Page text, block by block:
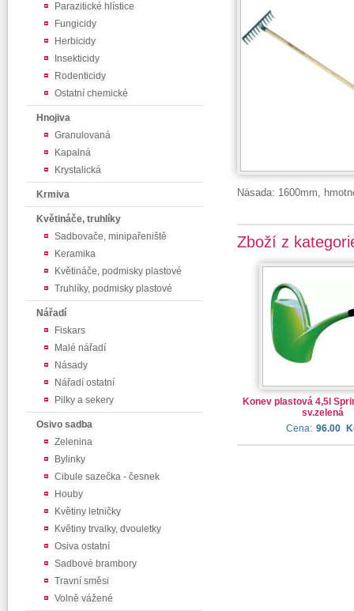
Parazitické hlístice
Fungicidy
Herbicidy
Insekticidy
Rodenticidy
Ostatní chemické
Hnojiva
Granulovaná
Kapalná
Krystalická
Krmiva
Květináče, truhlíky
Sadbovače, minipařeniště
Keramika
Květináče, podmisky plastové
Truhlíky, podmisky plastové
Nářadí
Fiskars
Malé nářadí
Násady
Nářadí ostatní
Pilky a sekery
Osivo sadba
Zelenina
Bylinky
Cibule sazečka - česnek
Houby
Květiny letničky
Květiny trvalky, dvouletky
Osiva ostatní
Sadbové brambory
Travní směsi
Volně vážené
Násada: 1600mm,
Zboží z
Konev plastová 4,5l
sv.zelená
Cena: 96.00